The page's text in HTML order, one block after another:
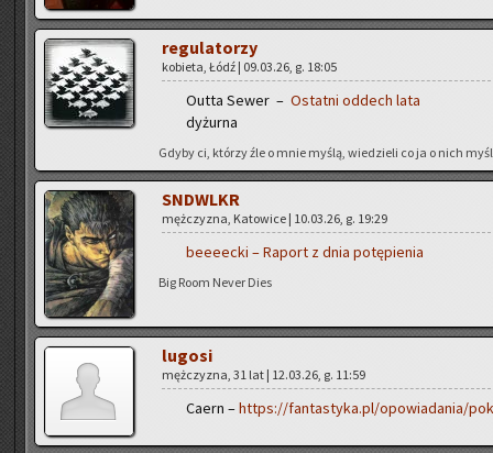
re­gu­la­to­rzy
ko­bie­ta, Łódź | 09.03.26, g. 18:05
Outta Sewer – Ostat­ni od­dech lata
dy­żur­na
Gdyby ci, któ­rzy źle o mnie myślą, wie­dzie­li co ja o nich
SNDWLKR
męż­czy­zna, Ka­to­wi­ce | 10.03.26, g. 19:29
be­eeec­ki – Ra­port z dnia po­tę­pie­nia
Big Room Never Dies
lu­go­si
męż­czy­zna, 31 lat | 12.03.26, g. 11:59
Caern –https://fantastyka.pl/opowiadania/